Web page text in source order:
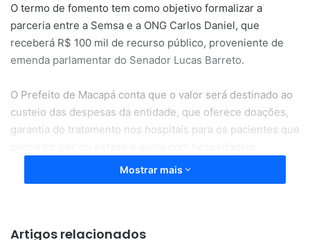
O termo de fomento tem como objetivo formalizar a
parceria entre a Semsa e a ONG Carlos Daniel, que
receberá R$ 100 mil de recurso público, proveniente de
emenda parlamentar do Senador Lucas Barreto.
O Prefeito de Macapá conta que o valor será destinado ao
custeio das despesas da entidade, que oferece doações,
garantia do tratamento nos hospitais para os pacientes que
Mostrar mais
Artigos relacionados